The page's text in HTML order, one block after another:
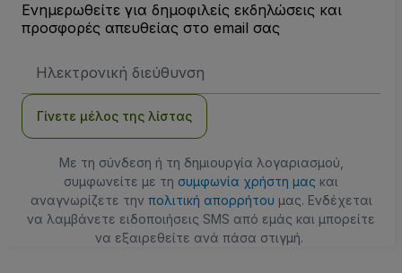
Ενημερωθείτε για δημοφιλείς εκδηλώσεις και
προσφορές απευθείας στο email σας
Email
Γίνετε μέλος της λίστας
Με τη σύνδεση ή τη δημιουργία λογαριασμού,
συμφωνείτε με τη συμφωνία χρήστη μας και
αναγνωρίζετε την πολιτική απορρήτου μας. Ενδέχεται
να λαμβάνετε ειδοποιήσεις SMS από εμάς και μπορείτε
να εξαιρεθείτε ανά πάσα στιγμή.